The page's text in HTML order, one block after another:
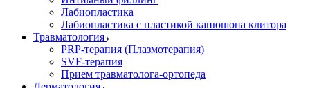
Лабиопластика
Лабиопластика с пластикой капюшона клитора
Травматология
PRP-терапия (Плазмотерапия)
SVF-терапия
Прием травматолога-ортопеда